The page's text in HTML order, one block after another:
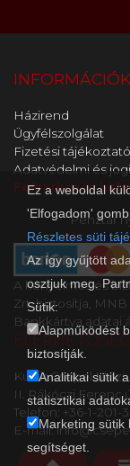
Ez a weboldal
'Elfogadom'
Részletes süti
Az így gyűjtött
osztjuk meg.
Sütik:
Alapműködést
biztosítják.
Analitikai sütik
statisztikai
Marketing sütik
segítséget.
INFORMÁCIÓK
Házirend
Ügyfélszolgálat
Fizetési tájékoztató
Adatvédelmi és
Feliratkozás
Pénztár
A kényelmes és
Zrt. biztosítja, MNB
Bankkártya adatai
Kultik Csepel Mozi
II. Rákóczi Ferenc
Telefon: +36-1-
E-mail: